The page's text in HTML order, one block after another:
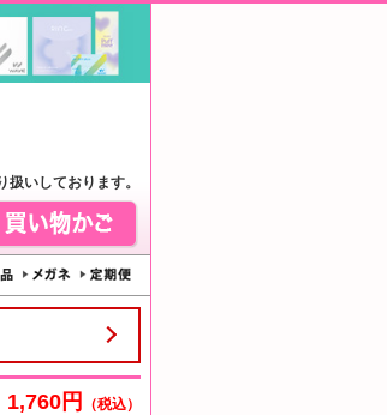
扱いしております。
1,760円 （税込）